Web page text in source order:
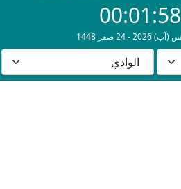
00:01:58
الوادي